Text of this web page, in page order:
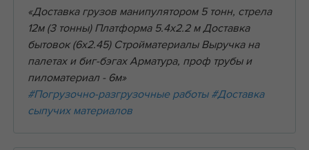
«Доставка грузов манипулятором 5 тонн, стрела
12м (3 тонны) Платформа 5.4х2.2 м Доставка
бытовок (6х2.45) Стройматериалы Выручка на
палетах и биг-бэгах Арматура, проф трубы и
пиломатериал - 6м»
#Погрузочно-разгрузочные работы #Доставка
сыпучих материалов